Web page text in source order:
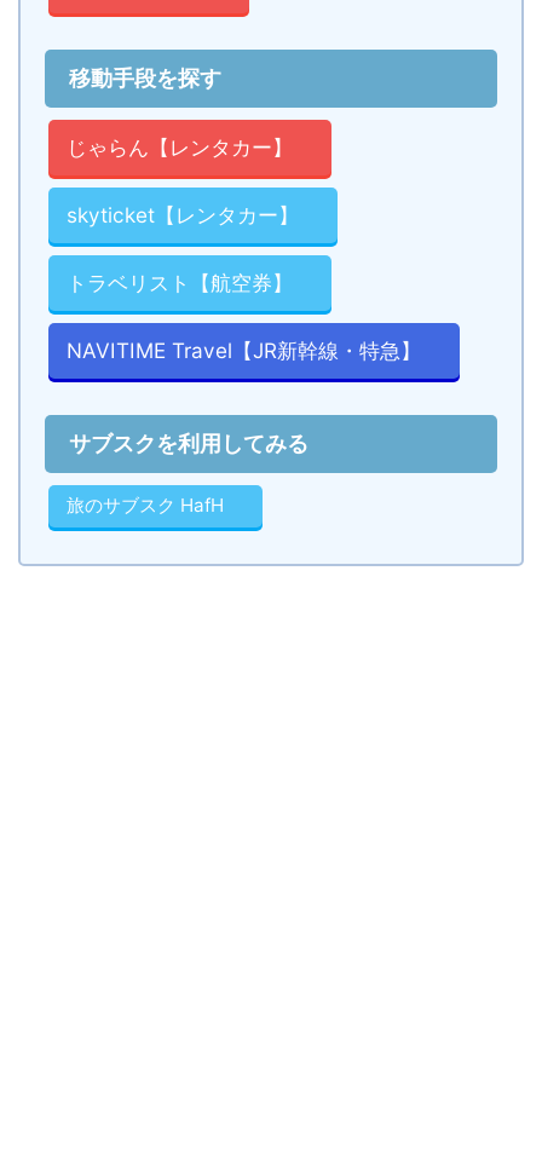
移動手段を探す
じゃらん【レンタカー】
skyticket【レンタカー】
トラベリスト【航空券】
NAVITIME Travel【JR新幹線・特急】
サブスクを利用してみる
旅のサブスク HafH